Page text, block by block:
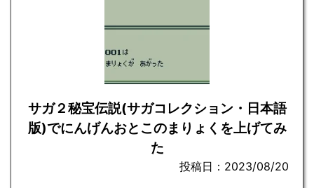
サガ２秘宝伝説(サガコレクション・日本語
版)でにんげんおとこのまりょくを上げてみ
た
投稿日：2023/08/20